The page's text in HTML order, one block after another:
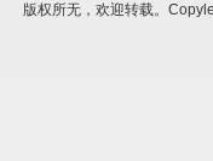
版权所无，欢迎转载。